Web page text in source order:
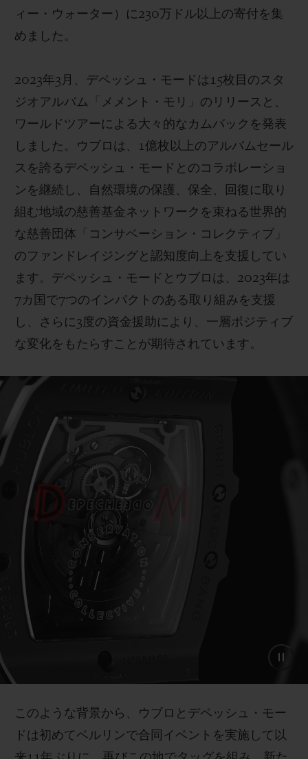
ィー・ウォーター）に230万ドル以上の寄付を集
めました。
2023年3月、デペッシュ・モードは15枚目のスタ
ジオアルバム「メメント・モリ」のリリースと、
ワールドツアーによる大々的なカムバックを発表
しました。ウブロは、1億枚以上のアルバムセール
スを誇るデペッシュ・モードとのコラボレーショ
ンを継続し、自然環境の保護、保全、回復に取り
組む地域の慈善基金ネットワークを束ねる世界的
な慈善団体「コンサベーション・コレクティブ」
のファンドレイジングと認知度向上を支援してい
ます。デペッシュ・モードとウブロは、2023年は
7カ国で7つのインパクトのある取り組みを支援
し、さらに3度の資金援助により、一層ポジティブ
な変化をもたらすことが期待されています。
このような背景から、ウブロとデペッシュ・モー
ドは初めてベルリンで合同イベントを実施して以